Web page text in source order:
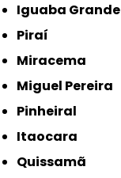
Iguaba Grande
Piraí
Miracema
Miguel Pereira
Pinheiral
Itaocara
Quissamã